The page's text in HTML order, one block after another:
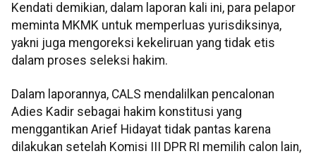
Kendati demikian, dalam laporan kali ini, para pelapor
meminta MKMK untuk memperluas yurisdiksinya,
yakni juga mengoreksi kekeliruan yang tidak etis
dalam proses seleksi hakim.
Dalam laporannya, CALS mendalilkan pencalonan
Adies Kadir sebagai hakim konstitusi yang
menggantikan Arief Hidayat tidak pantas karena
dilakukan setelah Komisi III DPR RI memilih calon lain,